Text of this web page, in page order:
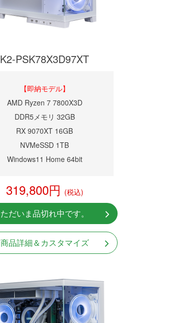
K2-PSK78X3D97XT
【即納モデル】
AMD Ryzen 7 7800X3D
DDR5メモリ 32GB
RX 9070XT 16GB
NVMeSSD 1TB
Windows11 Home 64bit
319,800円 (税込)
ただいま品切れ中です。
商品詳細＆カスタマイズ